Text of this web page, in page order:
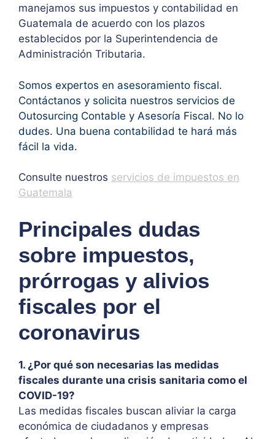
manejamos sus impuestos y contabilidad en
Guatemala de acuerdo con los plazos
establecidos por la Superintendencia de
Administración Tributaria.
Somos expertos en asesoramiento fiscal.
Contáctanos y solicita nuestros servicios de
Outosurcing Contable y Asesoría Fiscal. No lo
dudes. Una buena contabilidad te hará más
fácil la vida.
Consulte nuestros servicios de impuestos en
Guatemala
Principales dudas
sobre impuestos,
prórrogas y alivios
fiscales por el
coronavirus
1. ¿Por qué son necesarias las medidas
fiscales durante una crisis sanitaria como el
COVID-19?
Las medidas fiscales buscan aliviar la carga
económica de ciudadanos y empresas